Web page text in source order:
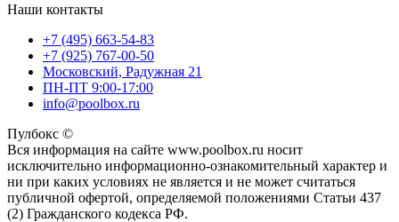
Наши контакты
+7 (495) 663-54-83
+7 (925) 767-00-50
Московский, Радужная 21
ПН-ПТ 9:00-17:00
info@poolbox.ru
Пулбокс ©
Вся информация на сайте www.poolbox.ru носит
исключительно информационно-ознакомительный характер и
ни при каких условиях не является и не может считаться
публичной офертой, определяемой положениями Статьи 437
(2) Гражданского кодекса РФ.